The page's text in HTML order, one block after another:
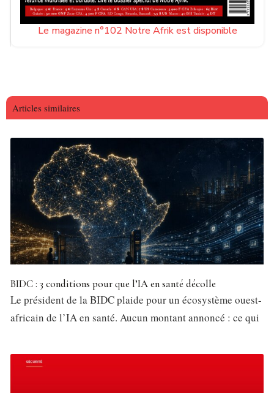
Le magazine n°102 Notre Afrik est disponible
Articles similaires
BIDC : 3 conditions pour que l’IA en santé décolle
Le président de la BIDC plaide pour un écosystème ouest-
africain de l’IA en santé. Aucun montant annoncé : ce qui